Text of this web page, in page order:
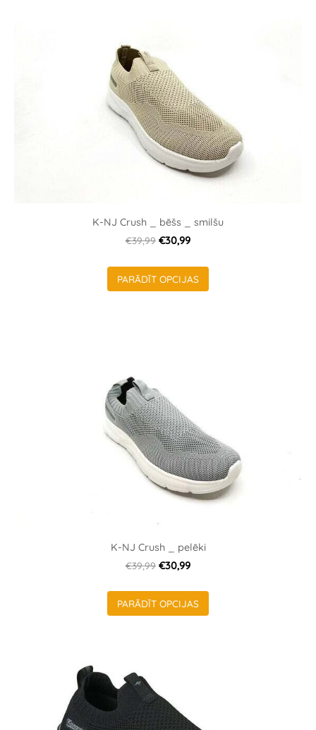
K-NJ Crush _ bēšs _ smilšu
€39,99 €30,99
PARĀDĪT OPCIJAS
K-NJ Crush _ pelēki
€39,99 €30,99
PARĀDĪT OPCIJAS